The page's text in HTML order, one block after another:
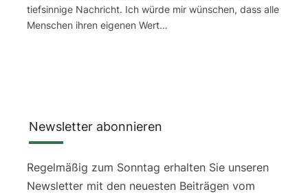
tiefsinnige Nachricht. Ich würde mir wünschen, dass alle
Menschen ihren eigenen Wert…
Newsletter abonnieren
Regelmäßig zum Sonntag erhalten Sie unseren
Newsletter mit den neuesten Beiträgen vom